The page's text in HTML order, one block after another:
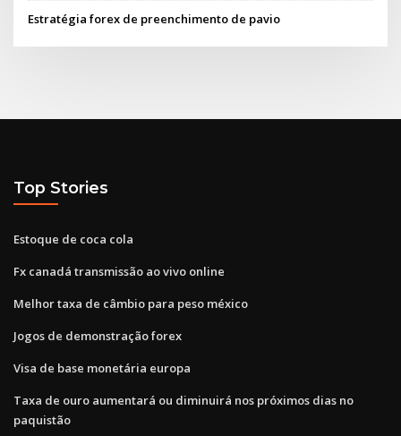
Estratégia forex de preenchimento de pavio
Top Stories
Estoque de coca cola
Fx canadá transmissão ao vivo online
Melhor taxa de câmbio para peso méxico
Jogos de demonstração forex
Visa de base monetária europa
Taxa de ouro aumentará ou diminuirá nos próximos dias no
paquistão